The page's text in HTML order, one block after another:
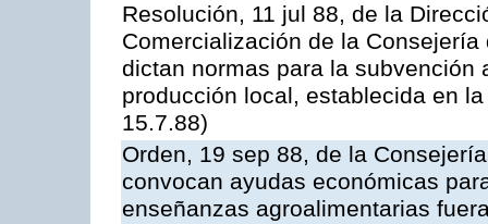
Resolución, 11 jul 88, de la
Comercialización de la
dictan normas para la subvención
producción local, establecida en
15.7.88)
Orden, 19 sep 88, de la
convocan ayudas económicas
enseñanzas agroalimentarias